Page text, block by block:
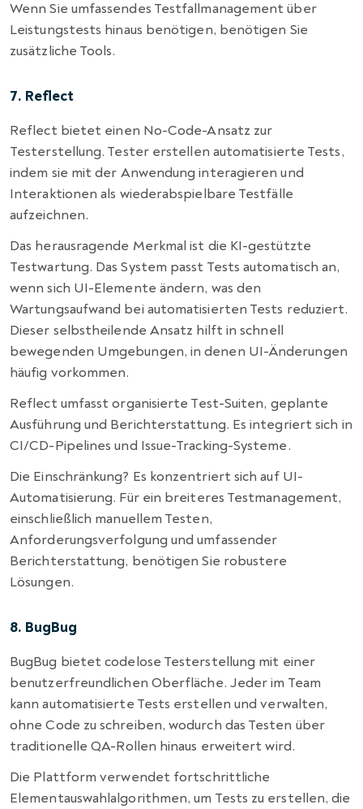
Wenn Sie umfassendes Testfallmanagement über
Leistungstests hinaus benötigen, benötigen Sie
zusätzliche Tools.
7. Reflect
Reflect bietet einen No-Code-Ansatz zur
Testerstellung. Tester erstellen automatisierte Tests,
indem sie mit der Anwendung interagieren und
Interaktionen als wiederabspielbare Testfälle
aufzeichnen.
Das herausragende Merkmal ist die KI-gestützte
Testwartung. Das System passt Tests automatisch an,
wenn sich UI-Elemente ändern, was den
Wartungsaufwand bei automatisierten Tests reduziert.
Dieser selbstheilende Ansatz hilft in schnell
bewegenden Umgebungen, in denen UI-Änderungen
häufig vorkommen.
Reflect umfasst organisierte Test-Suiten, geplante
Ausführung und Berichterstattung. Es integriert sich in
CI/CD-Pipelines und Issue-Tracking-Systeme.
Die Einschränkung? Es konzentriert sich auf UI-
Automatisierung. Für ein breiteres Testmanagement,
einschließlich manuellem Testen,
Anforderungsverfolgung und umfassender
Berichterstattung, benötigen Sie robustere
Lösungen.
8. BugBug
BugBug bietet codelose Testerstellung mit einer
benutzerfreundlichen Oberfläche. Jeder im Team
kann automatisierte Tests erstellen und verwalten,
ohne Code zu schreiben, wodurch das Testen über
traditionelle QA-Rollen hinaus erweitert wird.
Die Plattform verwendet fortschrittliche
Elementauswahlalgorithmen, um Tests zu erstellen, die